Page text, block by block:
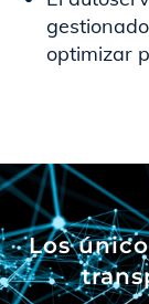
optimizar
Los